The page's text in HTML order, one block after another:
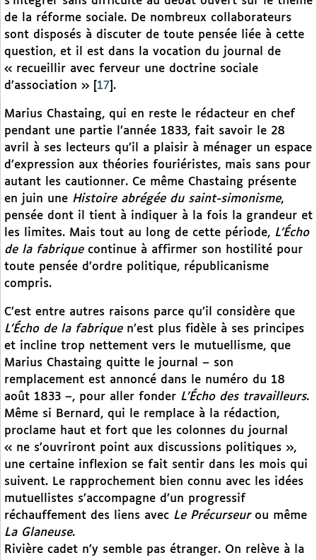
de la réforme sociale. De nombreux collaborateurs
sont disposés à discuter de toute pensée liée à cette
question, et il est dans la vocation du journal de
« recueillir avec ferveur une doctrine sociale
d’association »
17 .
Marius Chastaing, qui en reste le rédacteur en chef
pendant une partie l’année 1833, fait savoir le 28
avril à ses lecteurs qu’il a plaisir à ménager un espace
d’expression aux théories fouriéristes, mais sans pour
autant les cautionner. Ce même Chastaing présente
en juin une Histoire abrégée du saint-simonisme,
pensée dont il tient à indiquer à la fois la grandeur et
les limites. Mais tout au long de cette période, L’Écho
de la fabriquecontinue à affirmer son hostilité pour
toute pensée d’ordre politique, républicanisme
compris.
C’est entre autres raisons parce qu’il considère que
L’Écho de la fabriquen’est plus fidèle à ses principes
et incline trop nettement vers le mutuellisme, que
Marius Chastaing quitte le journal – son
remplacement est annoncé dans le numéro du 18
août 1833 –, pour aller fonder L’Écho des travailleurs.
Même si Bernard, qui le remplace à la rédaction,
proclame haut et fort que les colonnes du journal
« ne s’ouvriront point aux discussions politiques »,
une certaine inflexion se fait sentir dans les mois qui
suivent. Le rapprochement bien connu avec les idées
mutuellistes s’accompagne d’un progressif
réchauffement des liens avec Le Précurseurou même
La Glaneuse.
Rivière cadet n’y semble pas étranger. On relève à la